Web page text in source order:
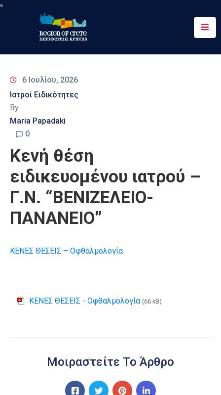
Περιφέρεια
&
Δράσεις
Ψηφιακές
Υπηρεσίες
Επικοινωνία
6 Ιουλίου, 2026
Ιατροί Ειδικότητες
By
Maria Papadaki
0
Κενή θέση
ειδικευομένου ιατρού –
Γ.Ν. “ΒΕΝΙΖΕΛΕΙΟ-
ΠΑΝΑΝΕΙΟ”
ΚΕΝΕΣ ΘΕΣΕΙΣ – Οφθαλμολογία
ΚΕΝΕΣ ΘΕΣΕΙΣ - Οφθαλμολογία (66 kB)
Μοιραστείτε Το Άρθρο